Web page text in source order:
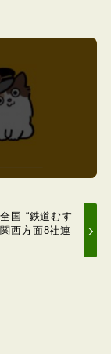
国 “鉄道むす
西方面8社連